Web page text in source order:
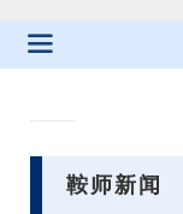
鞍师新闻